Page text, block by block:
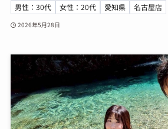
男性：30代 女性：20代 愛知県 名古屋店
2026年5月28日